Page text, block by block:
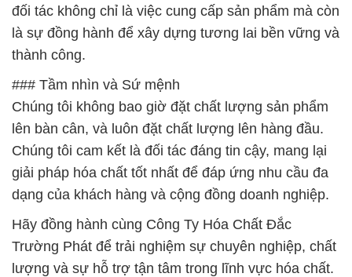
đối tác không chỉ là việc cung cấp sản phẩm mà còn
là sự đồng hành để xây dựng tương lai bền vững và
thành công.
### Tầm nhìn và Sứ mệnh
Chúng tôi không bao giờ đặt chất lượng sản phẩm
lên bàn cân, và luôn đặt chất lượng lên hàng đầu.
Chúng tôi cam kết là đối tác đáng tin cậy, mang lại
giải pháp hóa chất tốt nhất để đáp ứng nhu cầu đa
dạng của khách hàng và cộng đồng doanh nghiệp.
Hãy đồng hành cùng Công Ty Hóa Chất Đắc
Trường Phát để trải nghiệm sự chuyên nghiệp, chất
lượng và sự hỗ trợ tận tâm trong lĩnh vực hóa chất.